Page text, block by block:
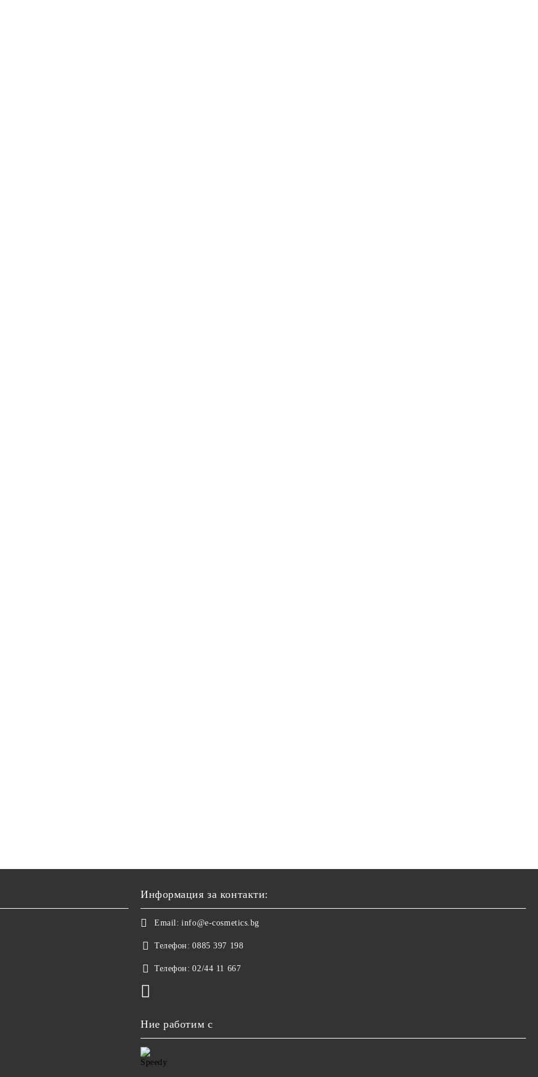
Информация за контакти:
Email: info@e-cosmetics.bg
Телефон: 0885 397 198
Телефон: 02/44 11 667
Ние работим с